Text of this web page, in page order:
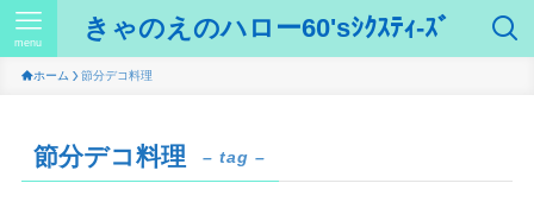
きゃのえのハロー60'sｼｸｽﾃｨ-ｽﾞ
menu
ホーム 節分デコ料理
節分デコ料理 – tag –